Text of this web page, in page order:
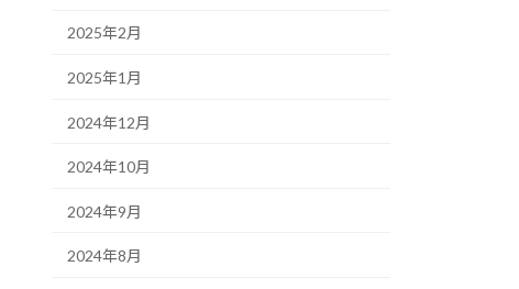
2025年2月
2025年1月
2024年12月
2024年10月
2024年9月
2024年8月